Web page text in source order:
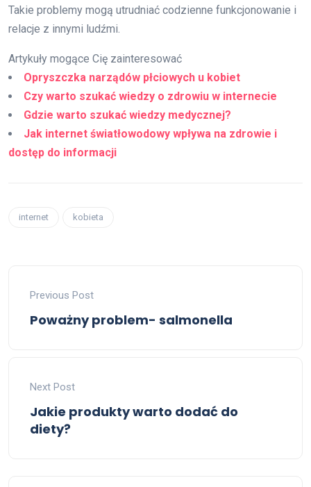
Takie problemy mogą utrudniać codzienne funkcjonowanie i
relacje z innymi ludźmi.
Artykuły mogące Cię zainteresować
Opryszczka narządów płciowych u kobiet
Czy warto szukać wiedzy o zdrowiu w internecie
Gdzie warto szukać wiedzy medycznej?
Jak internet światłowodowy wpływa na zdrowie i
dostęp do informacji
internet kobieta
Previous Post
Poważny problem- salmonella
Next Post
Jakie produkty warto dodać do
diety?